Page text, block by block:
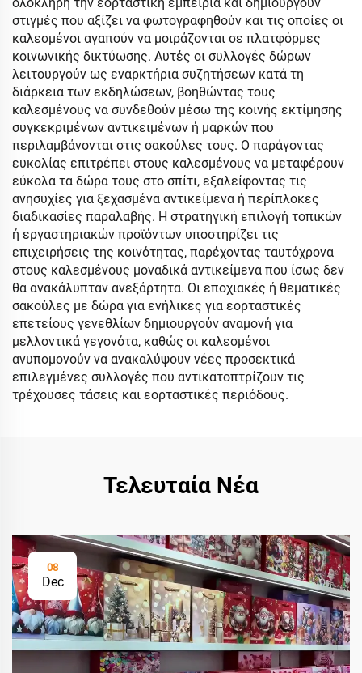
στιγμές που αξίζει να φωτογραφηθούν και τις οποίες οι
καλεσμένοι αγαπούν να μοιράζονται σε πλατφόρμες
κοινωνικής δικτύωσης. Αυτές οι συλλογές δώρων
λειτουργούν ως εναρκτήρια συζητήσεων κατά τη
διάρκεια των εκδηλώσεων, βοηθώντας τους
καλεσμένους να συνδεθούν μέσω της κοινής εκτίμησης
συγκεκριμένων αντικειμένων ή μαρκών που
περιλαμβάνονται στις σακούλες τους. Ο παράγοντας
ευκολίας επιτρέπει στους καλεσμένους να μεταφέρουν
εύκολα τα δώρα τους στο σπίτι, εξαλείφοντας τις
ανησυχίες για ξεχασμένα αντικείμενα ή περίπλοκες
διαδικασίες παραλαβής. Η στρατηγική επιλογή τοπικών
ή εργαστηριακών προϊόντων υποστηρίζει τις
επιχειρήσεις της κοινότητας, παρέχοντας ταυτόχρονα
στους καλεσμένους μοναδικά αντικείμενα που ίσως δεν
θα ανακάλυπταν ανεξάρτητα. Οι εποχιακές ή θεματικές
σακούλες με δώρα για ενήλικες για εορταστικές
επετείους γενεθλίων δημιουργούν αναμονή για
μελλοντικά γεγονότα, καθώς οι καλεσμένοι
ανυπομονούν να ανακαλύψουν νέες προσεκτικά
επιλεγμένες συλλογές που αντικατοπτρίζουν τις
τρέχουσες τάσεις και εορταστικές περιόδους.
Τελευταία Νέα
08
Dec